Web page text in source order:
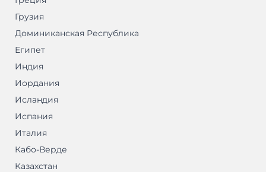
Грузия
Доминиканская Республика
Египет
Индия
Иордания
Исландия
Испания
Италия
Кабо-Верде
Казахстан